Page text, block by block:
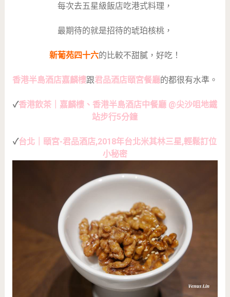
每次去五星級飯店吃港式料理，
最期待的就是招待的琥珀核桃，
新葡苑四十六的比較不甜膩，好吃！
香港半島酒店嘉麟樓跟君品酒店頤宮餐廳的都很有水準。
✓香港飲茶｜嘉麟樓、香港半島酒店中餐廳 @尖沙咀地鐵
站步行5分鐘
✓台北｜頤宮-君品酒店,2018年台北米其林三星,輕鬆訂位
小秘密